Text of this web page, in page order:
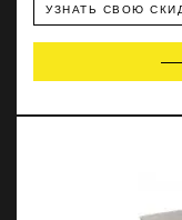
УЗНАТЬ СВОЮ